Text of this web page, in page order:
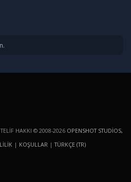
HAKKI © 2008-2026 OPENSHOT STUDIOS,
| KOŞULLAR |TÜRKÇE (TR)